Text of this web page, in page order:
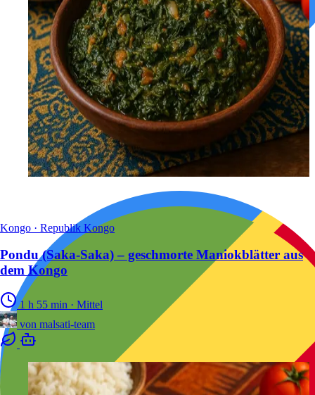
Kongo · Republik Kongo
Pondu (Saka-Saka) – geschmorte Maniokblätter aus
dem Kongo
1 h 55 min · Mittel
von malsati-team